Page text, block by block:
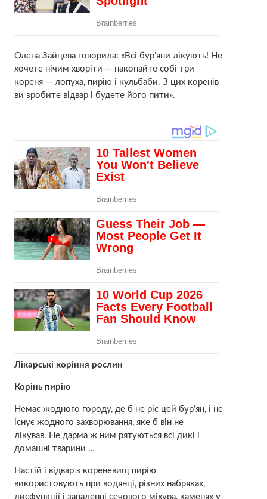
Олена Зайцева говорила: «Всі бур’яни лікують! Не
хочете нічим хворіти — накопайте собі три
кореня — лопуха, пирію і кульбаби. З цих коренів
ви зробите відвар і будете його пити».
Лікарські коріння рослин
Корінь пирію
Немає жодного городу, де б не ріс цей бур’ян, і не
існує жодного захворювання, яке б він не
лікував. Не дарма ж ним рятуються всі дикі і
домашні тварини …
Настій і відвар з кореневищ пирію
використовують при водянці, різних набряках,
дисфункції і запаленні сечового міхура, каменях у